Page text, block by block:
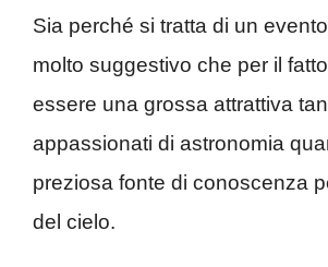
Sia perché si tratta di un
molto suggestivo che per il
essere una grossa attrattiva
appassionati di astronomia
preziosa fonte di conoscenza
del cielo.